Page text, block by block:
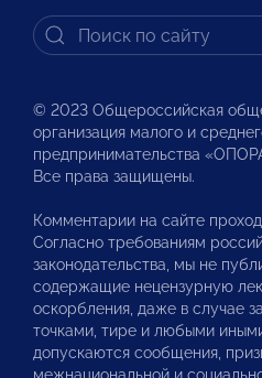
© 2023 Общероссийская
организация малого и
предпринимательства
Все права защищены.
Комментарии на сайте
Согласно требованиям
законодательства, мы не
содержащие нецензурную
оскорбления, даже в случае
точками, тире и любыми
допускаются сообщения,